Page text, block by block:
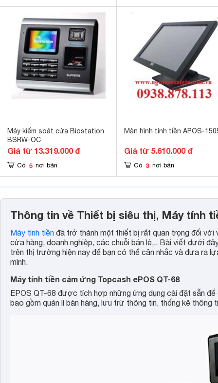
Máy kiểm soát cửa Biostation
BSRW-OC
Giá từ 13.319.000 đ
Có 5 nơi bán
Màn hình tính tiền APOS-
Giá từ 5.610.000 đ
Có 3 nơi bán
Thông tin về Thiết bị siêu thị, Máy tính
Máy tính tiền đã trở thành một thiết bị rất quan trọng đối với
cửa hàng, doanh nghiệp, các chuỗi bán lẻ,.. Bài viết dưới
trên thị trường hiện nay để bạn có thể cân nhắc và đưa ra
mình.
Máy tính tiền cảm ứng Topcash ePOS QT-68
EPOS QT-68 được tích hợp những ứng dụng cài đặt sẵn
bao gồm quản lí bán hàng, lưu trữ thông tin, thống kê thông